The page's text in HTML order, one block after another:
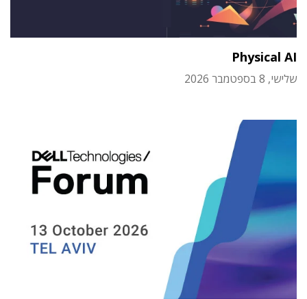
Physical AI
שלישי, 8 בספטמבר 2026